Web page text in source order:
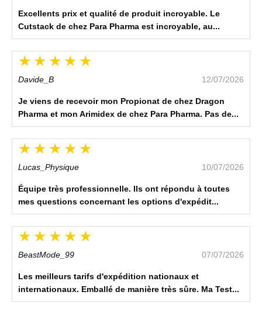
Excellents prix et qualité de produit incroyable. Le
Cutstack de chez Para Pharma est incroyable, au...
Davide_B 12/07/2026
Je viens de recevoir mon Propionat de chez Dragon
Pharma et mon Arimidex de chez Para Pharma. Pas de...
Lucas_Physique 10/07/2026
Équipe très professionnelle. Ils ont répondu à toutes
mes questions concernant les options d'expédit...
BeastMode_99 07/07/2026
Les meilleurs tarifs d'expédition nationaux et
internationaux. Emballé de manière très sûre. Ma Test...